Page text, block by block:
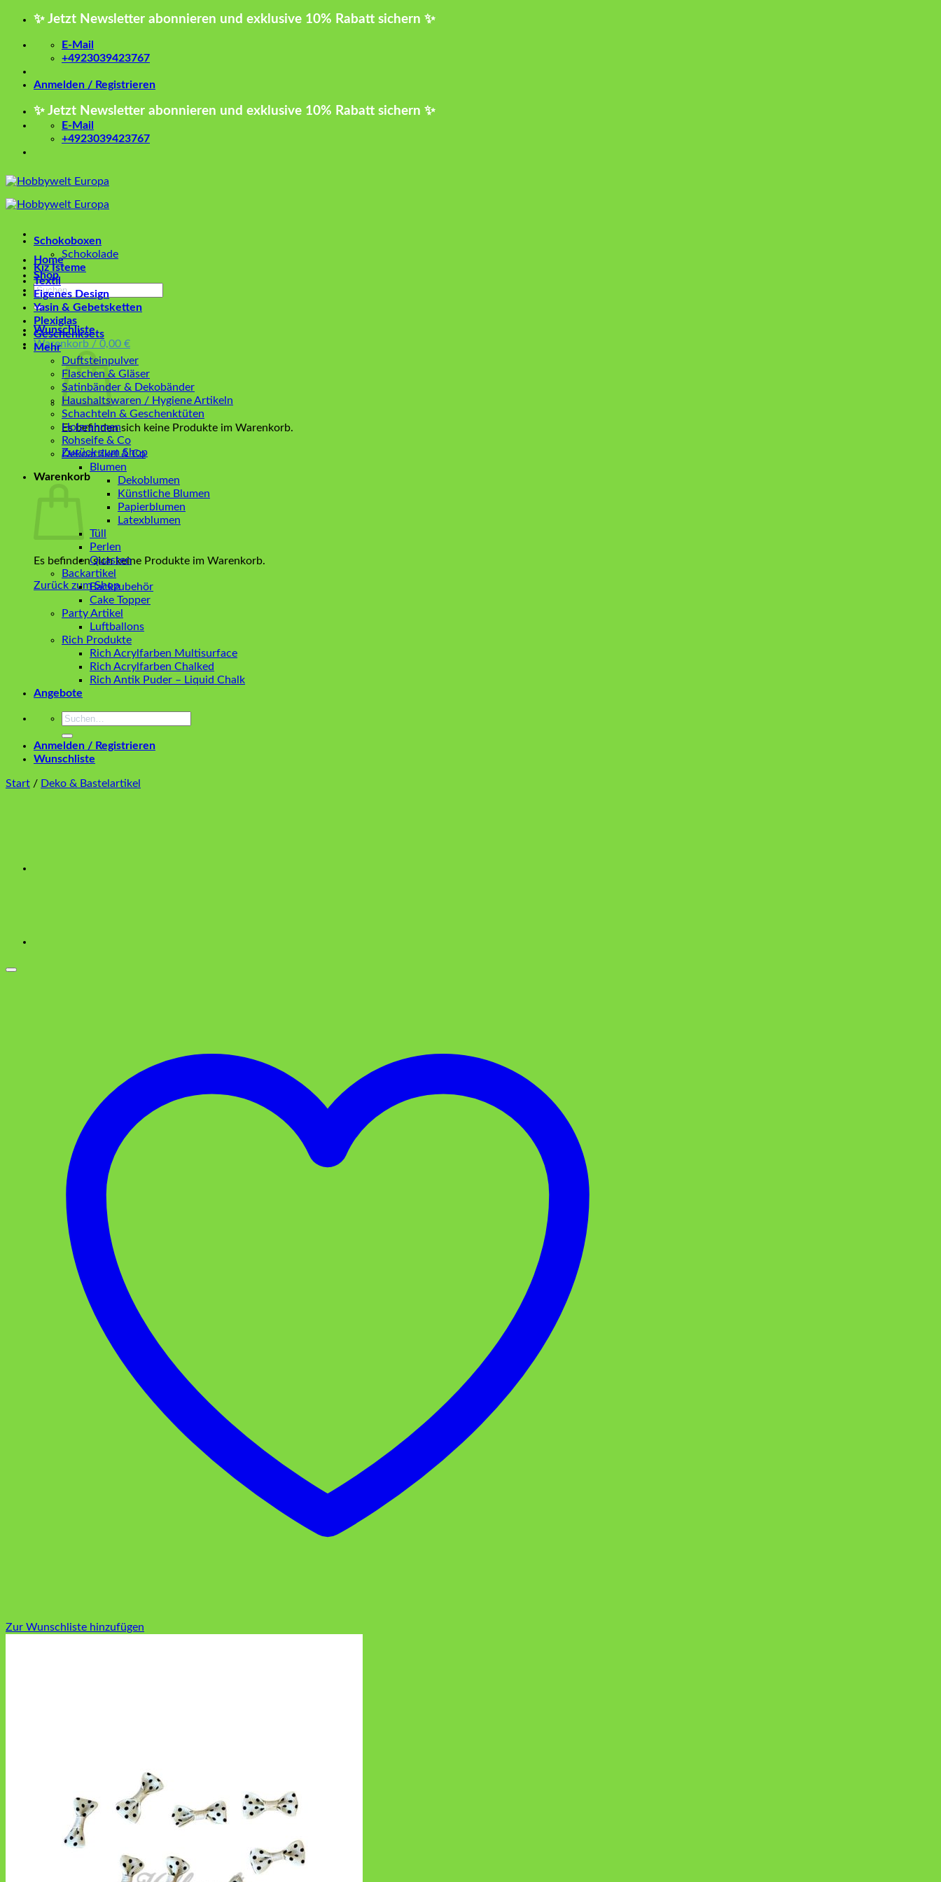
Zum
springen
✨ Jetzt Newsletter abonnieren und exklusive 10% Rabatt sichern ✨
E-Mail
+4923039423767
Anmelden / Registrieren
✨ Jetzt Newsletter abonnieren und exklusive 10% Rabatt sichern ✨
E-Mail
+4923039423767
Home
Shop
Suchen
nach:
Wunschliste
Warenkorb / 0,00 €
Es befinden sich keine Produkte im Warenkorb.
Zurück zum Shop
Warenkorb
Es befinden sich keine Produkte im Warenkorb.
Zurück zum Shop
Schokoboxen
Schokolade
Kız İsteme
Textil
Eigenes Design
Yasin & Gebetsketten
Plexiglas
Geschenksets
Mehr
Duftsteinpulver
Flaschen & Gläser
Satinbänder & Dekobänder
Haushaltswaren / Hygiene Artikeln
Schachteln & Geschenktüten
Holzrahmen
Rohseife & Co
Dekoartikel & Co
Blumen
Dekoblumen
Künstliche Blumen
Papierblumen
Latexblumen
Tüll
Perlen
Quasten
Backartikel
Backzubehör
Cake Topper
Party Artikel
Luftballons
Rich Produkte
Rich Acrylfarben Multisurface
Rich Acrylfarben Chalked
Rich Antik Puder – Liquid Chalk
Angebote
Suchen
Anmelden / Registrieren
Wunschliste
Start / Deko & Bastelartikel
Zur Wunschliste hinzufügen